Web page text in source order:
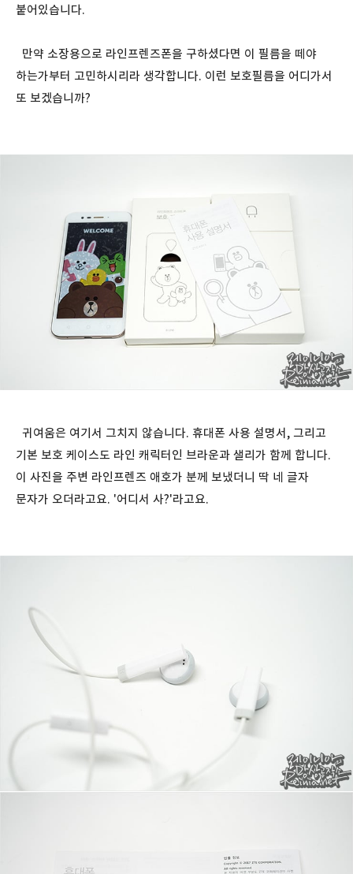
붙어있습니다.
만약 소장용으로 라인프렌즈폰을 구하셨다면 이 필름을 떼야
하는가부터 고민하시리라 생각합니다. 이런 보호필름을 어디가서
또 보겠습니까?
귀여움은 여기서 그치지 않습니다. 휴대폰 사용 설명서, 그리고
기본 보호 케이스도 라인 캐릭터인 브라운과 샐리가 함께 합니다.
이 사진을 주변 라인프렌즈 애호가 분께 보냈더니 딱 네 글자
문자가 오더라고요. '어디서 사?'라고요.